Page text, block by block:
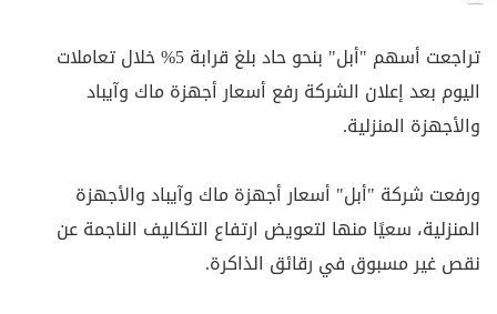
تراجعت أسهم "أبل" بنحو حاد بلغ قرابة 5% خلال تعاملات
اليوم بعد إعلان الشركة رفع أسعار أجهزة ماك وآيباد
والأجهزة المنزلية.
ورفعت شركة "أبل" أسعار أجهزة ماك وآيباد والأجهزة
المنزلية، سعيًا منها لتعويض ارتفاع التكاليف الناجمة عن
نقص غير مسبوق في رقائق الذاكرة.